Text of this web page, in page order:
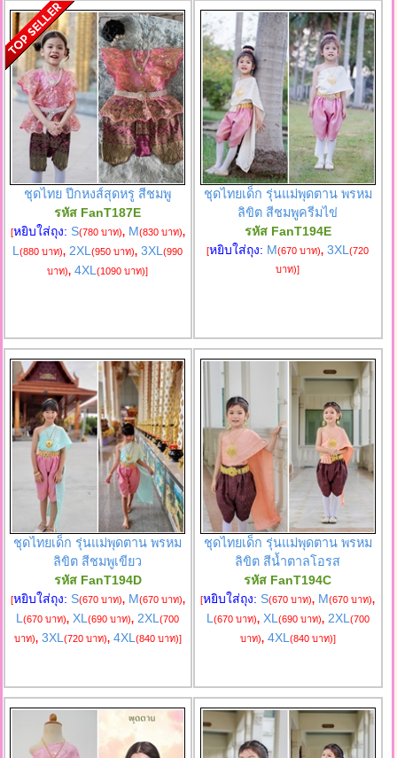
ชุดไทย ปีกหงส์สุดหรู สีชมพู
รหัส FanT187E
[หยิบใส่ถุง: S(780 บาท), M(830 บาท),
L(880 บาท), 2XL(950 บาท), 3XL(990
บาท), 4XL(1090 บาท)]
ชุดไทยเด็ก รุ่นแม่พุดตาน พรหม
ลิขิต สีชมพูครีมไข่
รหัส FanT194E
[หยิบใส่ถุง: M(670 บาท), 3XL(720
บาท)]
ชุดไทยเด็ก รุ่นแม่พุดตาน พรหม
ลิขิต สีชมพูเขียว
รหัส FanT194D
[หยิบใส่ถุง: S(670 บาท), M(670 บาท),
L(670 บาท), XL(690 บาท), 2XL(700
บาท), 3XL (720 บาท), 4XL (840 บาท)]
ชุดไทยเด็ก รุ่นแม่พุดตาน พรหม
ลิขิต สีน้ำตาลโอรส
รหัส FanT194C
[หยิบใส่ถุง: S(670 บาท), M(670 บาท),
L (670 บาท), XL (690 บาท), 2XL (700
บาท), 4XL (840 บาท)]